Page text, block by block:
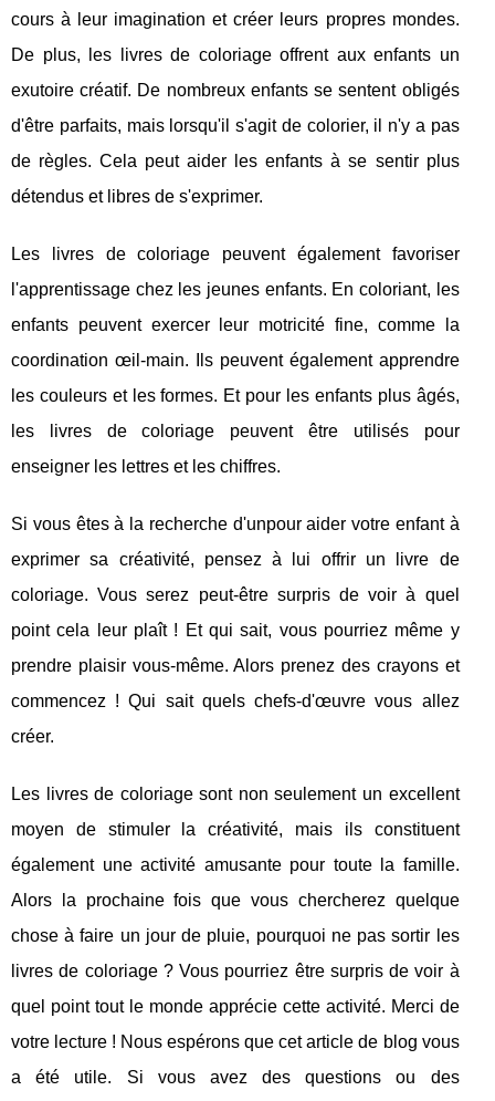
cours à leur imagination et créer leurs propres mondes.
De plus, les livres de coloriage offrent aux enfants un
exutoire créatif. De nombreux enfants se sentent obligés
d'être parfaits, mais lorsqu'il s'agit de colorier, il n'y a pas
de règles. Cela peut aider les enfants à se sentir plus
détendus et libres de s'exprimer.
Les livres de coloriage peuvent également favoriser
l'apprentissage chez les jeunes enfants. En coloriant, les
enfants peuvent exercer leur motricité fine, comme la
coordination œil-main. Ils peuvent également apprendre
les couleurs et les formes. Et pour les enfants plus âgés,
les livres de coloriage peuvent être utilisés pour
enseigner les lettres et les chiffres.
Si vous êtes à la recherche d'unpour aider votre enfant à
exprimer sa créativité, pensez à lui offrir un livre de
coloriage. Vous serez peut-être surpris de voir à quel
point cela leur plaît ! Et qui sait, vous pourriez même y
prendre plaisir vous-même. Alors prenez des crayons et
commencez ! Qui sait quels chefs-d'œuvre vous allez
créer.
Les livres de coloriage sont non seulement un excellent
moyen de stimuler la créativité, mais ils constituent
également une activité amusante pour toute la famille.
Alors la prochaine fois que vous chercherez quelque
chose à faire un jour de pluie, pourquoi ne pas sortir les
livres de coloriage ? Vous pourriez être surpris de voir à
quel point tout le monde apprécie cette activité. Merci de
votre lecture ! Nous espérons que cet article de blog vous
a été utile. Si vous avez des questions ou des